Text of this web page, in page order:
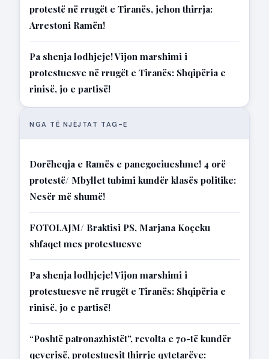
protestë në rrugët e Tiranës, jehon thirrja:
Arrestoni Ramën!
Pa shenja lodhjeje! Vijon marshimi i
protestuesve në rrugët e Tiranës: Shqipëria e
rinisë, jo e partisë!
NGA TË NJËJTAT TAG-E
Dorëheqja e Ramës e panegociueshme! 4 orë
protestë/ Mbyllet tubimi kundër klasës politike:
Nesër më shumë!
FOTOLAJM/ Braktisi PS, Marjana Koçeku
shfaqet mes protestuesve
Pa shenja lodhjeje! Vijon marshimi i
protestuesve në rrugët e Tiranës: Shqipëria e
rinisë, jo e partisë!
“Poshtë patronazhistët”, revolta e 70-të kundër
qeverisë, protestuesit thirrje qytetarëve: